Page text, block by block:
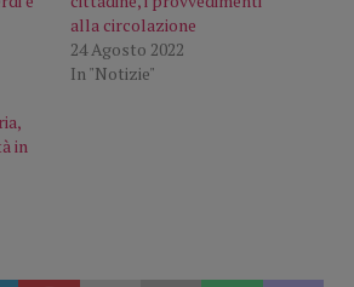
alla circolazione
24 Agosto 2022
In "Notizie"
in